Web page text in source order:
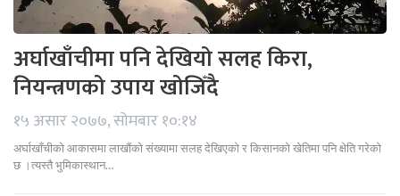
अर्घाखाँचीमा पनि देखियो सलह किरा,
नियन्त्रणको उपाय खोजिँदै
१५ असार २०७७, सोमबार १०:१४
अर्घाखाँचीको आकासमा लाखौंको संख्यामा सलह देखिएको र किसानको खेतिमा पनि क्षेति गरेको
छ ।त्यस्तै भुमिकास्थान…